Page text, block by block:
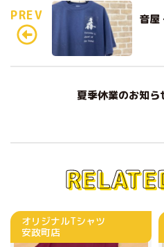
PREV 音
夏季休業のお知ら
オリジナルTシャツ
安政町店